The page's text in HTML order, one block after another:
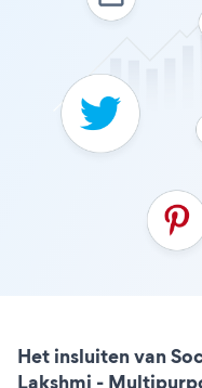
Het insluiten van
Lakshmi -